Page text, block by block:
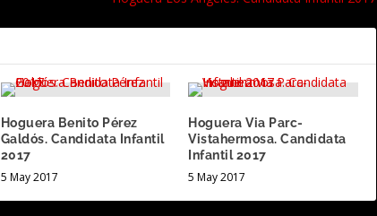
Hoguera Benito Pérez
Galdós. Candidata Infantil
2017
5 May 2017
Hoguera Via Parc-
Vistahermosa. Candidata
Infantil 2017
5 May 2017